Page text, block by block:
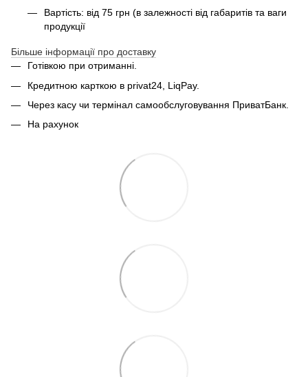
Вартість: від 75 грн (в залежності від габаритів та ваги
продукції
Більше інформації про доставку
Готівкою при отриманні.
Кредитною карткою в privat24, LiqPay.
Через касу чи термінал самообслуговування ПриватБанк.
На рахунок